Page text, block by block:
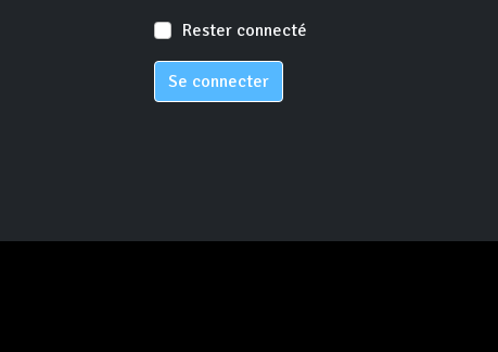
Rester connecté
Se connecter